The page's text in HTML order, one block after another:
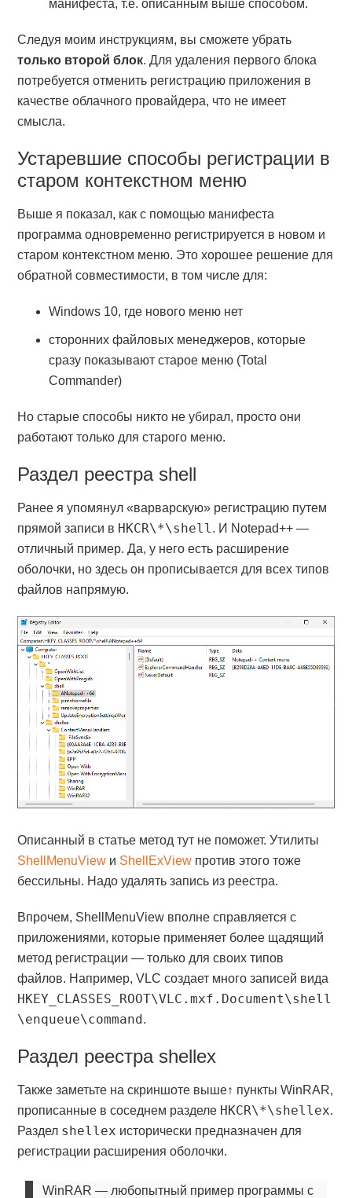
манифеста, т.е. описанным выше способом.
Следуя моим инструкциям, вы сможете убрать
только второй блок. Для удаления первого блока
потребуется отменить регистрацию приложения в
качестве облачного провайдера, что не имеет
смысла.
Устаревшие способы регистрации в
старом контекстном меню
Выше я показал, как с помощью манифеста
программа одновременно регистрируется в новом и
старом контекстном меню. Это хорошее решение для
обратной совместимости, в том числе для:
Windows 10, где нового меню нет
сторонних файловых менеджеров, которые
сразу показывают старое меню (Total
Commander)
Но старые способы никто не убирал, просто они
работают только для старого меню.
Раздел реестра shell
Ранее я упомянул «варварскую» регистрацию путем
прямой записи в HKCR\*\shell. И Notepad++ —
отличный пример. Да, у него есть расширение
оболочки, но здесь он прописывается для всех типов
файлов напрямую.
Описанный в статье метод тут не поможет. Утилиты
ShellMenuView и ShellExView против этого тоже
бессильны. Надо удалять запись из реестра.
Впрочем, ShellMenuView вполне справляется с
приложениями, которые применяет более щадящий
метод регистрации — только для своих типов
файлов. Например, VLC создает много записей вида
HKEY_CLASSES_ROOT\VLC.mxf.Document\shell
\enqueue\command.
Раздел реестра shellex
Также заметьте на скриншоте выше↑ пункты WinRAR,
прописанные в соседнем разделе HKCR\*\shellex.
Раздел shellex исторически предназначен для
регистрации расширения оболочки.
WinRAR — любопытный пример программы с